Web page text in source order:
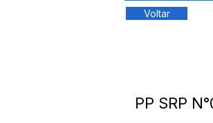
Voltar
PP SRP